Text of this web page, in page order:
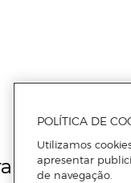
se registar
POLÍTICA DE
Utilizamos
apresentar
de navegação.